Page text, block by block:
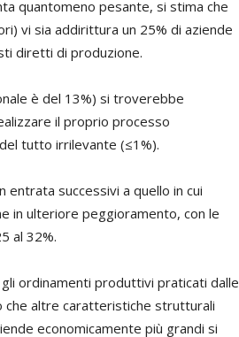
quantomeno pesante, si stima che
vi sia addirittura un 25% di aziende
diretti di produzione.
è del 13%) si troverebbe
il proprio processo
tutto irrilevante (≤1%).
successivi a quello in cui
in ulteriore peggioramento, con le
al 32%.
ordinamenti produttivi praticati dalle
che altre caratteristiche strutturali
economicamente più grandi si